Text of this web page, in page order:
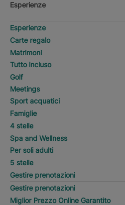
Esperienze
Esperienze
Carte regalo
Matrimoni
Tutto incluso
Golf
Meetings
Sport acquatici
Famiglie
4 stelle
Spa and Wellness
Per soli adulti
5 stelle
Gestire prenotazioni
Gestire prenotazioni
Miglior Prezzo Online Garantito